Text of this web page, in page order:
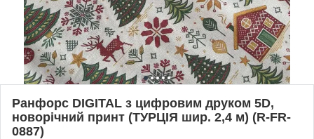
Ранфорс DIGITAL з цифровим друком 5D,
новорічний принт (ТУРЦІЯ шир. 2,4 м) (R-FR-
0887)